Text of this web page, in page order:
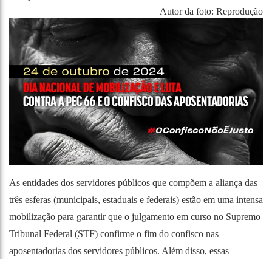
Autor da foto: Reprodução
As entidades dos servidores públicos que compõem a aliança das
três esferas (municipais, estaduais e federais) estão em uma intensa
mobilização para garantir que o julgamento em curso no Supremo
Tribunal Federal (STF) confirme o fim do confisco nas
aposentadorias dos servidores públicos. Além disso, essas